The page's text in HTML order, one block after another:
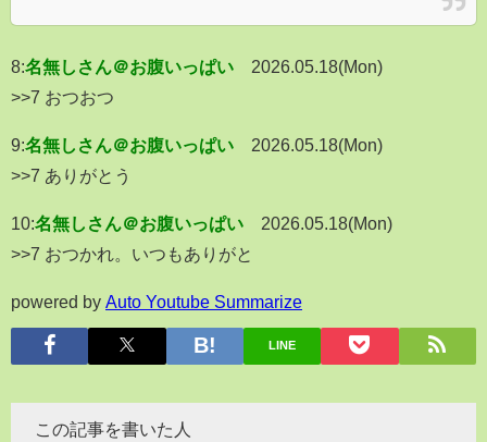
8:名無しさん＠お腹いっぱい
2026.05.18(Mon)
>>7 おつおつ
9:名無しさん＠お腹いっぱい
2026.05.18(Mon)
>>7 ありがとう
10:名無しさん＠お腹いっぱい
2026.05.18(Mon)
>>7 おつかれ。いつもありがと
powered by Auto Youtube Summarize
LINE
この記事を書いた人